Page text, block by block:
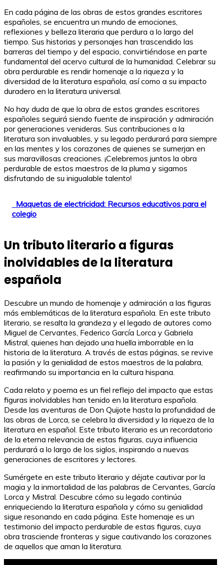
En cada página de las obras de estos grandes escritores
españoles, se encuentra un mundo de emociones,
reflexiones y belleza literaria que perdura a lo largo del
tiempo. Sus historias y personajes han trascendido las
barreras del tiempo y del espacio, convirtiéndose en parte
fundamental del acervo cultural de la humanidad. Celebrar su
obra perdurable es rendir homenaje a la riqueza y la
diversidad de la literatura española, así como a su impacto
duradero en la literatura universal.
No hay duda de que la obra de estos grandes escritores
españoles seguirá siendo fuente de inspiración y admiración
por generaciones venideras. Sus contribuciones a la
literatura son invaluables, y su legado perdurará para siempre
en las mentes y los corazones de quienes se sumerjan en
sus maravillosas creaciones. ¡Celebremos juntos la obra
perdurable de estos maestros de la pluma y sigamos
disfrutando de su inigualable talento!
Maquetas de electricidad: Recursos educativos para el
colegio
Un tributo literario a figuras
inolvidables de la literatura
española
Descubre un mundo de homenaje y admiración a las figuras
más emblemáticas de la literatura española. En este tributo
literario, se resalta la grandeza y el legado de autores como
Miguel de Cervantes, Federico García Lorca y Gabriela
Mistral, quienes han dejado una huella imborrable en la
historia de la literatura. A través de estas páginas, se revive
la pasión y la genialidad de estos maestros de la palabra,
reafirmando su importancia en la cultura hispana.
Cada relato y poema es un fiel reflejo del impacto que estas
figuras inolvidables han tenido en la literatura española.
Desde las aventuras de Don Quijote hasta la profundidad de
las obras de Lorca, se celebra la diversidad y la riqueza de la
literatura en español. Este tributo literario es un recordatorio
de la eterna relevancia de estas figuras, cuya influencia
perdurará a lo largo de los siglos, inspirando a nuevas
generaciones de escritores y lectores.
Sumérgete en este tributo literario y déjate cautivar por la
magia y la inmortalidad de las palabras de Cervantes, García
Lorca y Mistral. Descubre cómo su legado continúa
enriqueciendo la literatura española y cómo su genialidad
sigue resonando en cada página. Este homenaje es un
testimonio del impacto perdurable de estas figuras, cuya
obra trasciende fronteras y sigue cautivando los corazones
de aquellos que aman la literatura.